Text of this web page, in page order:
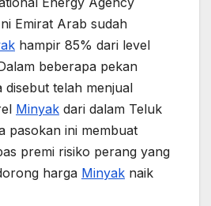
Emirat Arab sudah
hampir 85% dari level
beberapa pekan
disebut telah menjual
Minyak dari dalam Teluk
pasokan ini membuat
premi risiko perang yang
harga Minyak naik